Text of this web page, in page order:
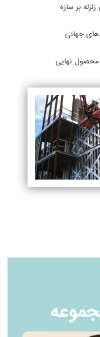
بر سازه
جهانی
محصول نهایی